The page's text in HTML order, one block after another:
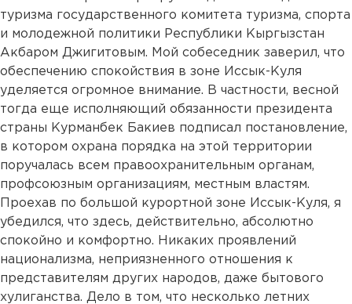
туризма государственного комитета туризма, спорта
и молодежной политики Республики Кыргызстан
Акбаром Джигитовым. Мой собеседник заверил, что
обеспечению спокойствия в зоне Иссык-Куля
уделяется огромное внимание. В частности, весной
тогда еще исполняющий обязанности президента
страны Курманбек Бакиев подписал постановление,
в котором охрана порядка на этой территории
поручалась всем правоохранительным органам,
профсоюзным организациям, местным властям.
Проехав по большой курортной зоне Иссык-Куля, я
убедился, что здесь, действительно, абсолютно
спокойно и комфортно. Никаких проявлений
национализма, неприязненного отношения к
представителям других народов, даже бытового
хулиганства. Дело в том, что несколько летних